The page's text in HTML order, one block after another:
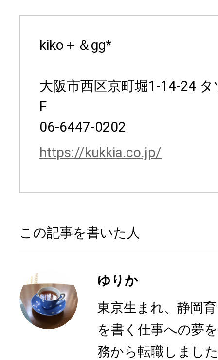
kiko＋＆gg*
大阪市西区京町堀1-14-24
F
06-6447-0202
https://kukkia.co.jp/
この記事を書いた人
ゆりか
東京生まれ、静岡
を書く仕事への夢
務から転職しまし